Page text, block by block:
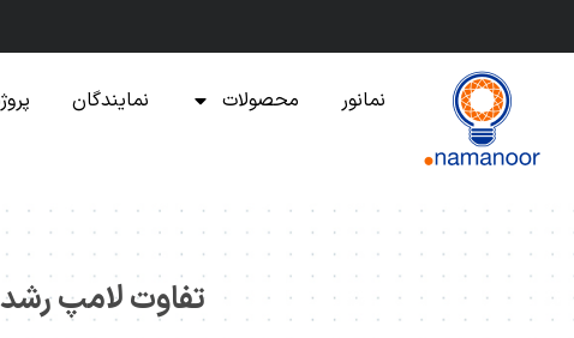
نمانور محصولات نمایندگان
تفاوت لامپ رشد